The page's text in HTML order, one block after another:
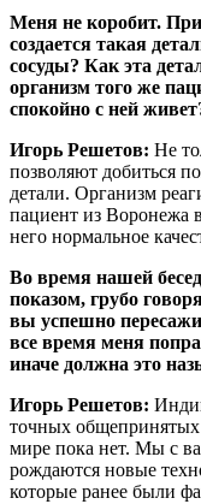
Меня не коробит.
создается такая
сосуды? Как эта
организм того же
спокойно с ней
Игорь Решетов: Не
позволяют добиться
детали. Организм
пациент из Воронежа
него нормальное
Во время нашей
показом, грубо
вы успешно
все время меня
иначе должна это
Игорь Решетов:
точных
мире пока нет. Мы с
рождаются новые
которые ранее были